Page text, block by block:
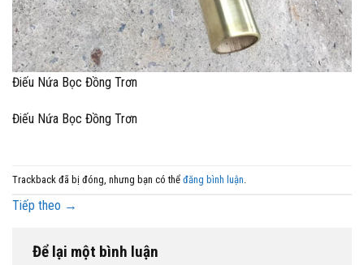
Điếu Nứa Bọc Đồng Trơn
Điếu Nứa Bọc Đồng Trơn
Trackback đã bị đóng, nhưng bạn có thể đăng bình luận
Tiếp theo →
Để lại một bình luận